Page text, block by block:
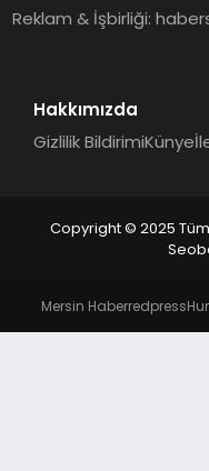
Reklam & İşbirliği:
Hakkımızda
Gizlilik BildirimiKünye
Copyright © 2025 Tüm
Mersin Haberredpress